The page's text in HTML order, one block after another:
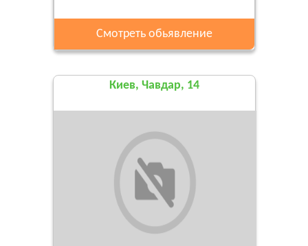
Смотреть обьявление
Киев, Чавдар, 14